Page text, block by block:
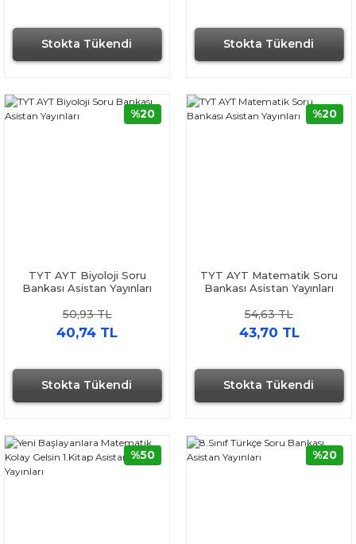
Stokta Tükendi Stokta Tükendi
Aynı Gün Kargo
Stokta Tükendi
TYT AYT Biyoloji Soru
Bankası Asistan Yayınları
50,93 TL
40,74 TL
%20
Hızlı Gönderi Stokta Tükendi
TYT AYT Matematik Soru
Bankası Asistan Yayınları
54,63 TL
43,70 TL
%20
Hızlı Gönderi
%50 %20